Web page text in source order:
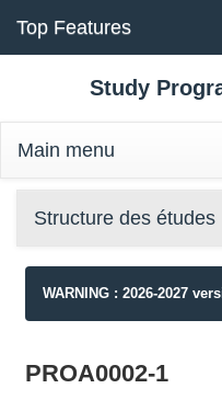
Top Features
Study
Main menu
Structure des études
WARNING : 2026-2027
PROA0002-1